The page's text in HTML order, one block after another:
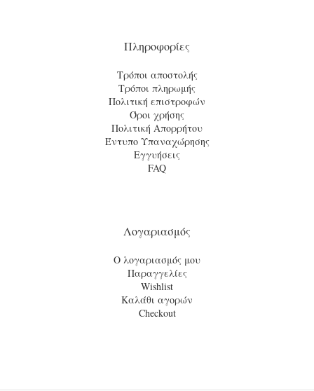
Πληροφορίες
Τρόποι αποστολής
Τρόποι πληρωμής
Πολιτική επιστροφών
Όροι χρήσης
Πολιτική Απορρήτου
Έντυπο Υπαναχώρησης
Εγγυήσεις
FAQ
Λογαριασμός
Ο λογαριασμός μου
Παραγγελίες
Wishlist
Καλάθι αγορών
Checkout